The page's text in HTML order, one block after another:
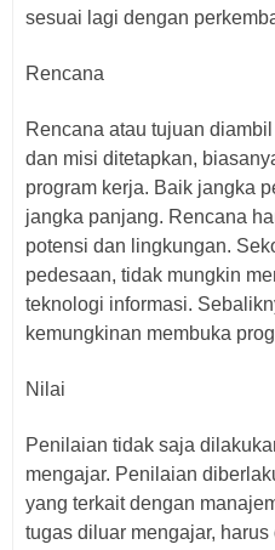
sesuai lagi dengan
Rencana
Rencana atau tujuan
dan misi ditetapkan,
program kerja. Baik jangka
jangka panjang. Rencana
potensi dan lingkungan.
pedesaan, tidak mungkin
teknologi informasi.
kemungkinan membuka
Nilai
Penilaian tidak saja
mengajar. Penilaian
yang terkait dengan
tugas diluar mengajar,